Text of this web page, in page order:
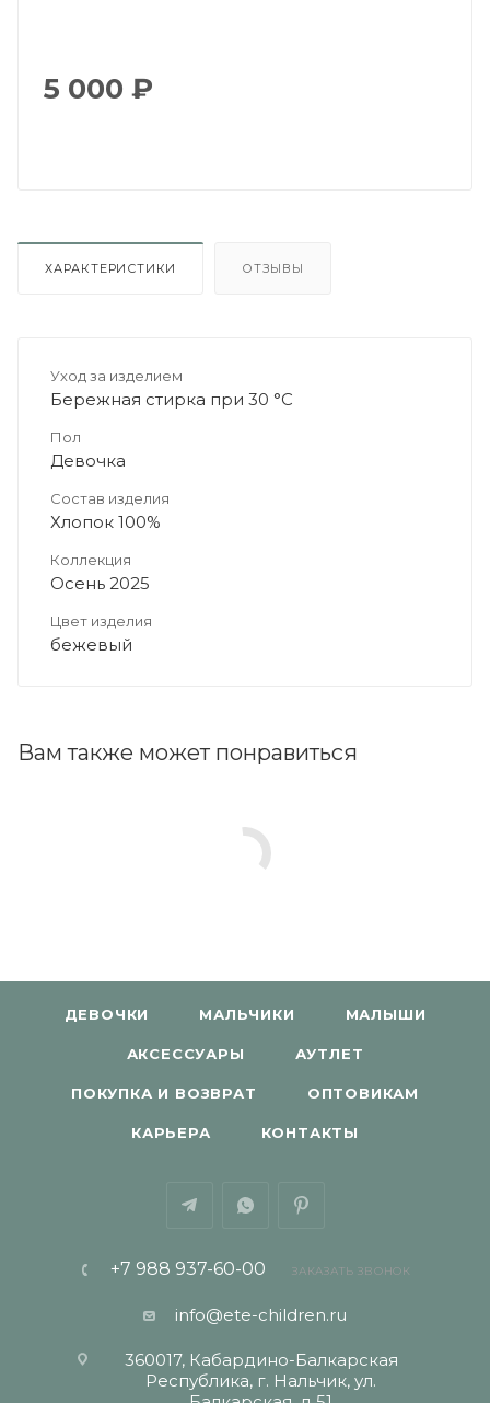
5 000 ₽
ХАРАКТЕРИСТИКИ ОТЗЫВЫ
Уход за изделием
Бережная стирка при 30 °C
Пол
Девочка
Состав изделия
Хлопок 100%
Коллекция
Осень 2025
Цвет изделия
бежевый
Вам также может понравиться
ДЕВОЧКИ МАЛЬЧИКИ МАЛЫШИ
АКСЕССУАРЫ АУТЛЕТ
ПОКУПКА И ВОЗВРАТ ОПТОВИКАМ
КАРЬЕРА КОНТАКТЫ
+7 988 937-60-00 ЗАКАЗАТЬ ЗВОНОК
info@ete-children.ru
360017, Кабардино-Балкарская
Республика, г. Нальчик, ул.